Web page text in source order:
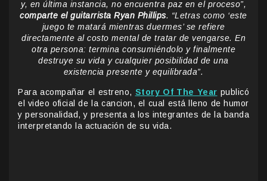
y, en última instancia, no encuentra paz en el proceso”,
comparte el guitarrista Ryan Phillips. “Letras como ‘este
juego te matará mientras duermes’ se refiere
directamente al costo mental de tratar de vengarse. En
otra persona: termina consumiéndolo y finalmente
destruye su vida y cualquier posibilidad de una
existencia presente y equilibrada”.
Para acompañar el estreno, Story Of The Year publicó
el video oficial de la cancion, el cual está lleno de humor
y personalidad, y presenta a los integrantes de la banda
interpretando la actuación de su vida.